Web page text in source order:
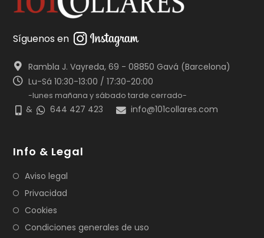
Síguenos en
Rambla J. Vayreda, 69 - 08850 Gavá (Barcelona)
Lu-Sá 10:30-13:00 / 17:30-20:00
-lunes mañana y sábado tarde cerrado-
& 644 427 423 info@101collares.com
Info & Legal
Aviso legal
Privacidad
Cookies
Condiciones generales de uso